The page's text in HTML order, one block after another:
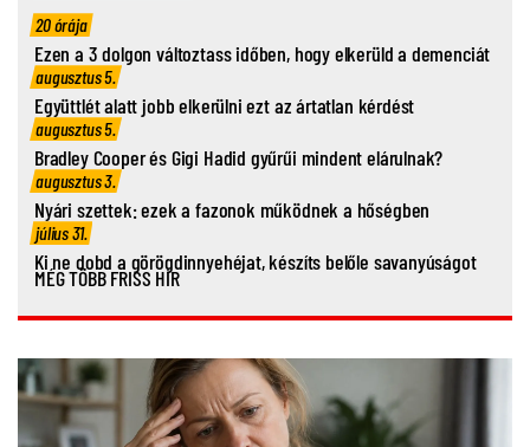
20 órája
Ezen a 3 dolgon változtass időben, hogy elkerüld a demenciát
augusztus 5.
Együttlét alatt jobb elkerülni ezt az ártatlan kérdést
augusztus 5.
Bradley Cooper és Gigi Hadid gyűrűi mindent elárulnak?
augusztus 3.
Nyári szettek: ezek a fazonok működnek a hőségben
július 31.
Ki ne dobd a görögdinnyehéjat, készíts belőle savanyúságot
MÉG TÖBB FRISS HÍR